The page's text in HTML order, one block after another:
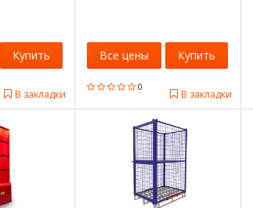
В закладки
Купить
0
В закладки
Все цены Купить